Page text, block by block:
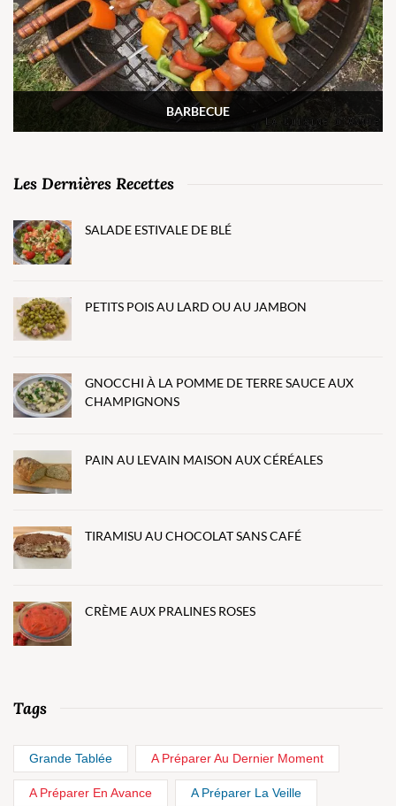
BARBECUE
Les Dernières Recettes
SALADE ESTIVALE DE BLÉ
PETITS POIS AU LARD OU AU JAMBON
GNOCCHI À LA POMME DE TERRE SAUCE AUX
CHAMPIGNONS
PAIN AU LEVAIN MAISON AUX CÉRÉALES
TIRAMISU AU CHOCOLAT SANS CAFÉ
CRÈME AUX PRALINES ROSES
Tags
Grande Tablée A Préparer Au Dernier Moment
A Préparer En Avance A Préparer La Veille